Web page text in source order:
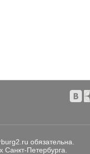
обязательна.
Санкт-Петербурга.